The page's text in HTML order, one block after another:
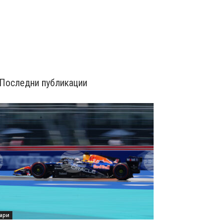
публикации